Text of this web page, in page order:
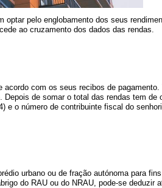
optar pelo englobamento dos seus
ao cruzamento dos dados das rendas.
acordo com os seus recibos de pagamento.
Depois de somar o total das rendas tem de
e o número de contribuinte fiscal do
urbano ou de fração autónoma para
do RAU ou do NRAU, pode-se deduzir